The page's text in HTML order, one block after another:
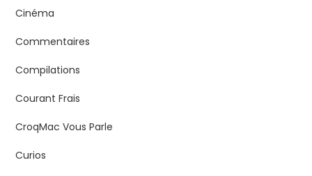
Cinéma
Commentaires
Compilations
Courant Frais
CroqMac Vous Parle
Curios